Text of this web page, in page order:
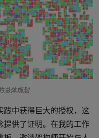
总体规划
中获得巨大的授权，这
提供了证明。在我的工作